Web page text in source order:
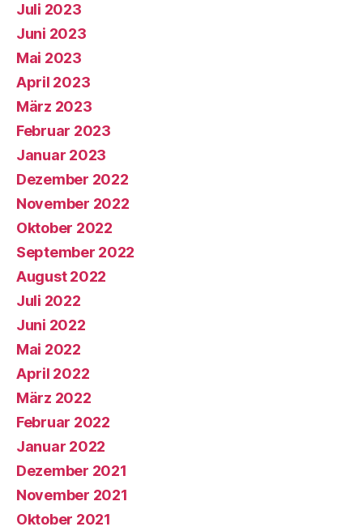
Juli 2023
Juni 2023
Mai 2023
April 2023
März 2023
Februar 2023
Januar 2023
Dezember 2022
November 2022
Oktober 2022
September 2022
August 2022
Juli 2022
Juni 2022
Mai 2022
April 2022
März 2022
Februar 2022
Januar 2022
Dezember 2021
November 2021
Oktober 2021